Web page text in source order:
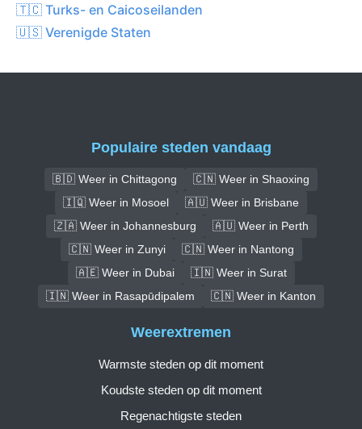
🇹🇨 Turks- en Caicoseilanden
🇺🇸 Verenigde Staten
Populaire steden vandaag
🇧🇩 Weer in Chittagong
🇨🇳 Weer in Shaoxing
🇮🇶 Weer in Mosoel
🇦🇺 Weer in Brisbane
🇿🇦 Weer in Johannesburg
🇦🇺 Weer in Perth
🇨🇳 Weer in Zunyi
🇨🇳 Weer in Nantong
🇦🇪 Weer in Dubai
🇮🇳 Weer in Surat
🇮🇳 Weer in Rasapūdipalem
🇨🇳 Weer in Kanton
Weerextremen
Warmste steden op dit moment
Koudste steden op dit moment
Regenachtigste steden